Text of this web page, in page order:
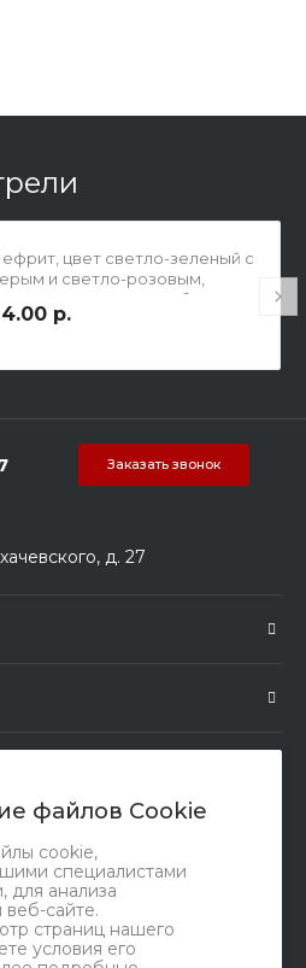
файлов Cookie
cookie,
специалистами
для анализа
сайте.
страниц нашего
условия его
цвет светло-зеленый с
и светло-розовым,
гладкая полированная бусина
бамбук, р-р 12х9х7мм,
р.
Заказать звонок
д. 27